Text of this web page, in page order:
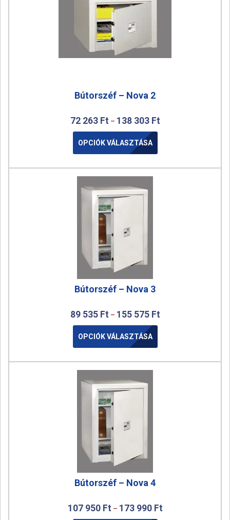
Bútorszéf – Nova 2
72 263 Ft – 138 303 Ft
OPCIÓK VÁLASZTÁSA
Bútorszéf – Nova 3
89 535 Ft – 155 575 Ft
OPCIÓK VÁLASZTÁSA
Bútorszéf – Nova 4
107 950 Ft – 173 990 Ft